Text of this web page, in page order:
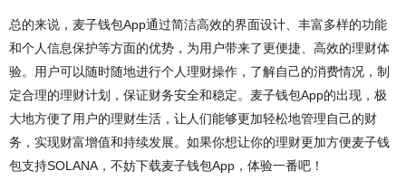
总的来说，麦子钱包App通过简洁高效的界面设计、丰富多样的功能
和个人信息保护等方面的优势，为用户带来了更便捷、高效的理财体
验。用户可以随时随地进行个人理财操作，了解自己的消费情况，制
定合理的理财计划，保证财务安全和稳定。麦子钱包App的出现，极
大地方便了用户的理财生活，让人们能够更加轻松地管理自己的财
务，实现财富增值和持续发展。如果你想让你的理财更加方便麦子钱
包支持SOLANA，不妨下载麦子钱包App，体验一番吧！